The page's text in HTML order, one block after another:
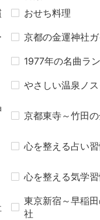
おせち料理
京都の金運神社
1977年の名曲ラ
やさしい温泉ノ
京都東寺～竹田
心を整える占い
心を整える気学
東京新宿～早稲
社